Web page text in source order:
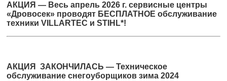
АКЦИЯ — Весь апрель 2026 г. сервисные центры
«Дровосек» проводят БЕСПЛАТНОЕ обслуживание
техники VILLARTEC и STIHL*!
АКЦИЯ ЗАКОНЧИЛАСЬ — Техническое
обслуживание снегоуборщиков зима 2024